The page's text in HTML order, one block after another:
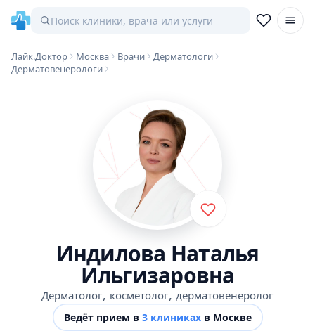
Лайк.Доктор Москва Врачи
Дерматологи
Дерматовенерологи
Индилова Наталья
Ильгизаровна
Дерматолог, косметолог, дерматовенеролог
Ведёт прием в 3 клиникахв Москве